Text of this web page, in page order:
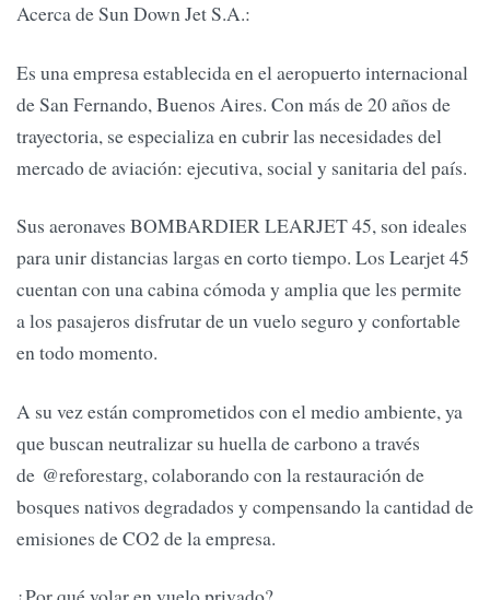
Acerca de Sun Down Jet S.A.:
Es una empresa establecida en el aeropuerto internacional
de San Fernando, Buenos Aires. Con más de 20 años de
trayectoria, se especializa en cubrir las necesidades del
mercado de aviación: ejecutiva, social y sanitaria del país.
Sus aeronaves BOMBARDIER LEARJET 45, son ideales
para unir distancias largas en corto tiempo. Los Learjet 45
cuentan con una cabina cómoda y amplia que les permite
a los pasajeros disfrutar de un vuelo seguro y confortable
en todo momento.
A su vez están comprometidos con el medio ambiente, ya
que buscan neutralizar su huella de carbono a través
de @reforestarg, colaborando con la restauración de
bosques nativos degradados y compensando la cantidad de
emisiones de CO2 de la empresa.